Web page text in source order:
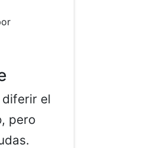
diferir el
pero